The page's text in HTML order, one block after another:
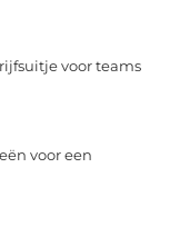
voor teams
voor een